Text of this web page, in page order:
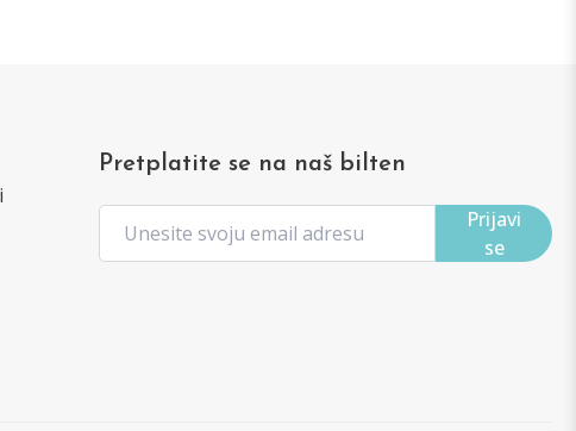
Pretplatite se na naš bilten
Prijavi
se